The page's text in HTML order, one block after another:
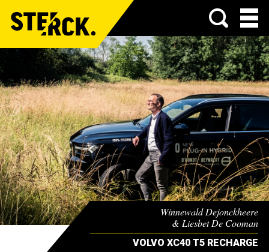
Menu
Winnewald Dejonckheere
& Liesbet De Cooman
VOLVO XC40 T5 RECHARGE